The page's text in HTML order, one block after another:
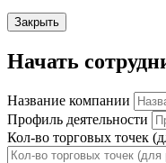
Закрыть
Начать
Название компании
Профиль деятельности
Кол-во торговых точек